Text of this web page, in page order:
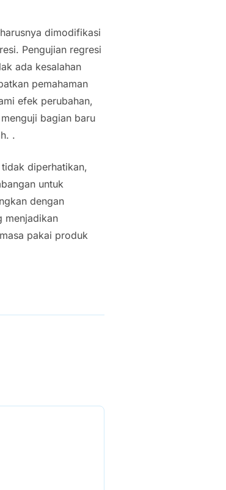
dimodifikasi
Pengujian regresi
ada kesalahan
pemahaman
efek perubahan,
bagian baru
.
diperhatikan,
untuk
dengan
menjadikan
pakai produk